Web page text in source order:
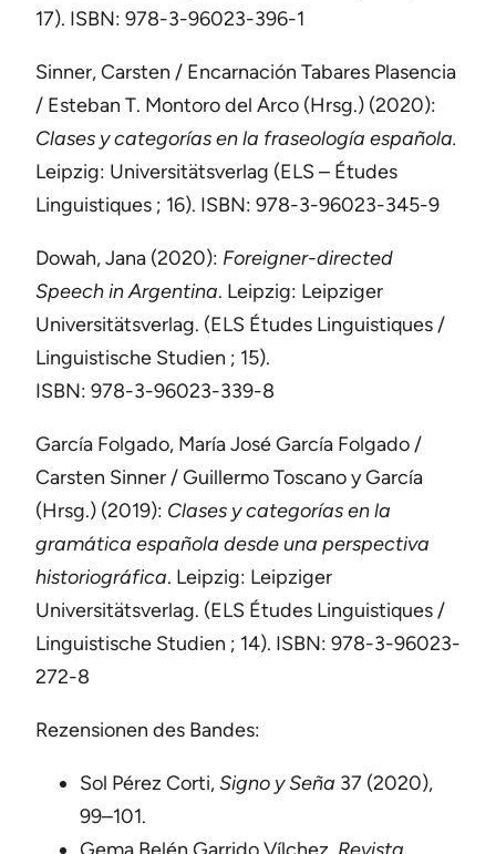
17). ISBN: 978-3-96023-396-1
Sinner, Carsten / Encarnación Tabares Plasencia
/ Esteban T. Montoro del Arco (Hrsg.) (2020):
Clases y categorías en la fraseología española.
Leipzig: Universitätsverlag (ELS – Études
Linguistiques ; 16). ISBN: 978-3-96023-345-9
Dowah, Jana (2020): Foreigner-directed
Speech in Argentina. Leipzig: Leipziger
Universitätsverlag. (ELS Études Linguistiques /
Linguistische Studien ; 15).
ISBN: 978-3-96023-339-8
García Folgado, María José García Folgado /
Carsten Sinner / Guillermo Toscano y García
(Hrsg.) (2019): Clases y categorías en la
gramática española desde una perspectiva
historiográfica. Leipzig: Leipziger
Universitätsverlag. (ELS Études Linguistiques /
Linguistische Studien ; 14). ISBN: 978-3-96023-
272-8
Rezensionen des Bandes:
Sol Pérez Corti,Signo y Seña 37 (2020),
99–101.